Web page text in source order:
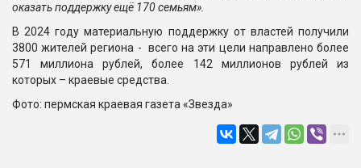
оказать поддержку ещё 170 семьям».
В 2024 году материальную поддержку от властей получили
3800 жителей региона - всего на эти цели направлено более
571 миллиона рублей, более 142 миллионов рублей из
которых – краевые средства.
Фото: пермская краевая газета «Звезда»